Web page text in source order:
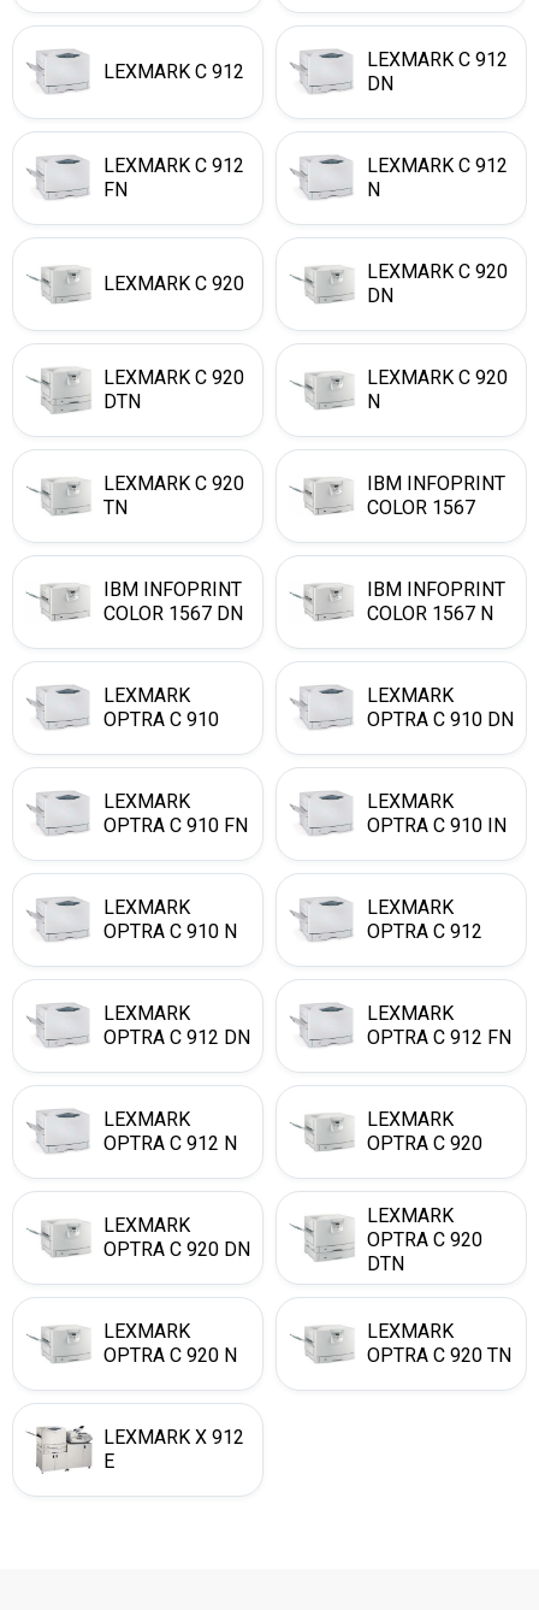
LEXMARK C 912
LEXMARK C 912
DN
LEXMARK C 912
FN
LEXMARK C 912
N
LEXMARK C 920
LEXMARK C 920
DN
LEXMARK C 920
DTN
LEXMARK C 920
N
LEXMARK C 920
TN
IBM INFOPRINT
COLOR 1567
IBM INFOPRINT
COLOR 1567 DN
IBM INFOPRINT
COLOR 1567 N
LEXMARK
OPTRA C 910
LEXMARK
OPTRA C 910 DN
LEXMARK
OPTRA C 910 FN
LEXMARK
OPTRA C 910 IN
LEXMARK
OPTRA C 910 N
LEXMARK
OPTRA C 912
LEXMARK
OPTRA C 912 DN
LEXMARK
OPTRA C 912 FN
LEXMARK
OPTRA C 912 N
LEXMARK
OPTRA C 920
LEXMARK
OPTRA C 920 DN
LEXMARK
OPTRA C 920
DTN
LEXMARK
OPTRA C 920 N
LEXMARK
OPTRA C 920 TN
LEXMARK X 912
E